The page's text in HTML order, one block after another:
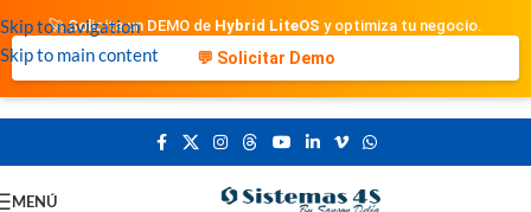
Skip to navigation
Skip to main content
🚀 Solicita un DEMO de Hybrid LiteOS y optimiza tu negocio.
💬 Solicitar Demo
MENÚ